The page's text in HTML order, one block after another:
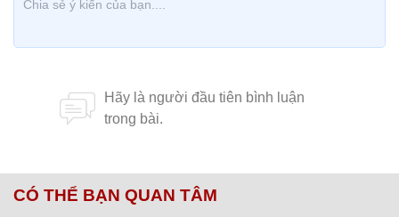
CÓ THỂ BẠN QUAN TÂM